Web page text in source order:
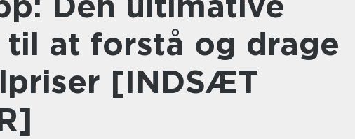
at forstå og drage
[INDSÆT